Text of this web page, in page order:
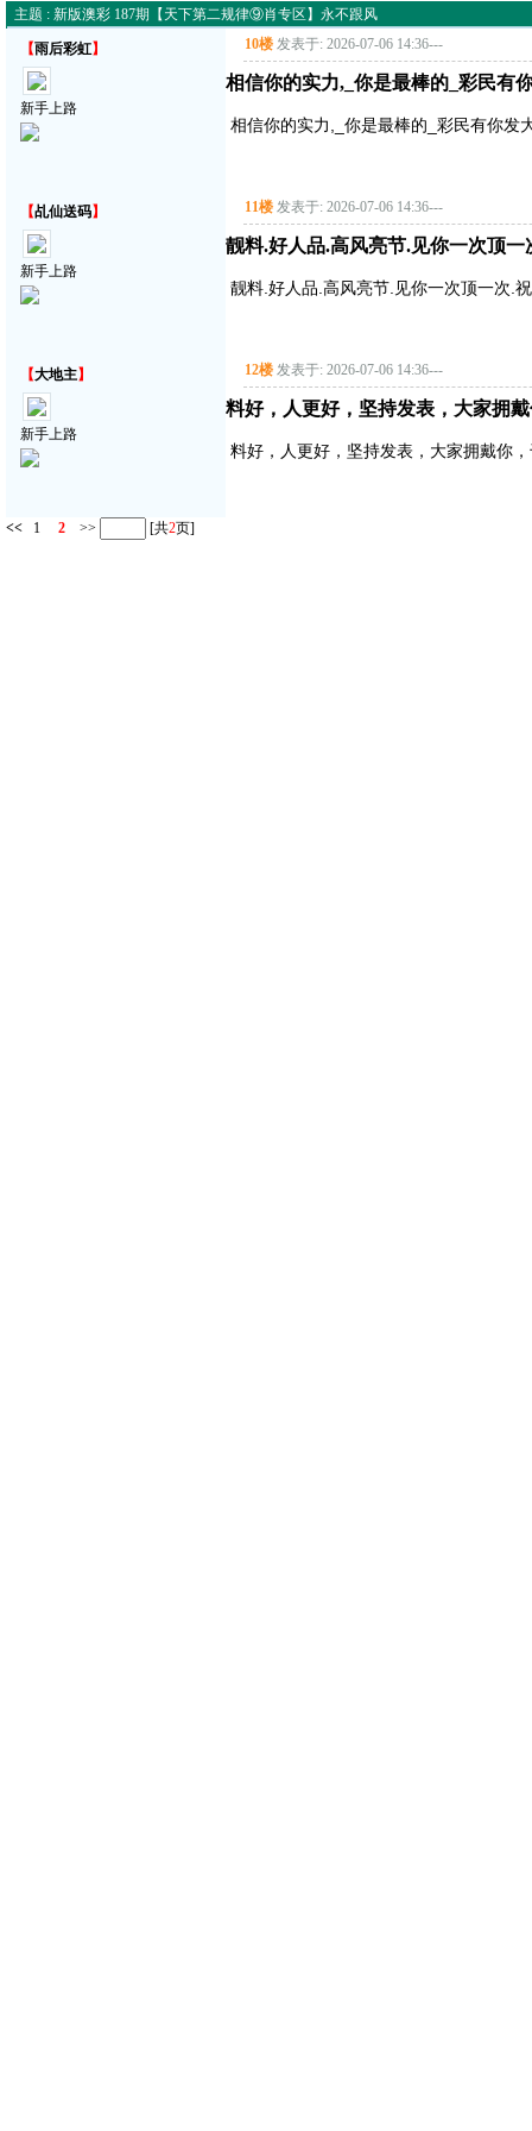
主题 : 新版澳彩 187期【天下第二规律⑨肖专区】永不跟风
【雨后彩虹】
新手上路
10楼 发表于: 2026-07-06 14:36---
相信你的实力,_你是最棒的_彩民有
相信你的实力,_你是最棒的_彩民有你发
【乩仙送码】
新手上路
11楼 发表于: 2026-07-06 14:36---
靓料.好人品.高风亮节.见你一次顶一
靓料.好人品.高风亮节.见你一次顶一次.
【大地主】
新手上路
12楼 发表于: 2026-07-06 14:36---
料好，人更好，坚持发表，大家拥
料好，人更好，坚持发表，大家拥戴你
<< 1 2 >> [共2页]